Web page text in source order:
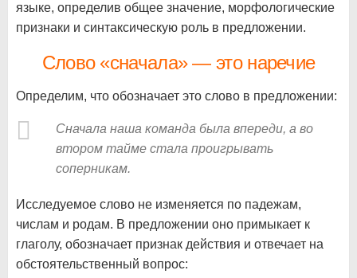
языке, определив общее значение, морфологические
признаки и синтаксическую роль в предложении.
Слово «сначала» — это наречие
Определим, что обозначает это слово в предложении:
Сначала наша команда была впереди, а во
втором тайме стала проигрывать
соперникам.
Исследуемое слово не изменяется по падежам,
числам и родам. В предложении оно примыкает к
глаголу, обозначает признак действия и отвечает на
обстоятельственный вопрос: